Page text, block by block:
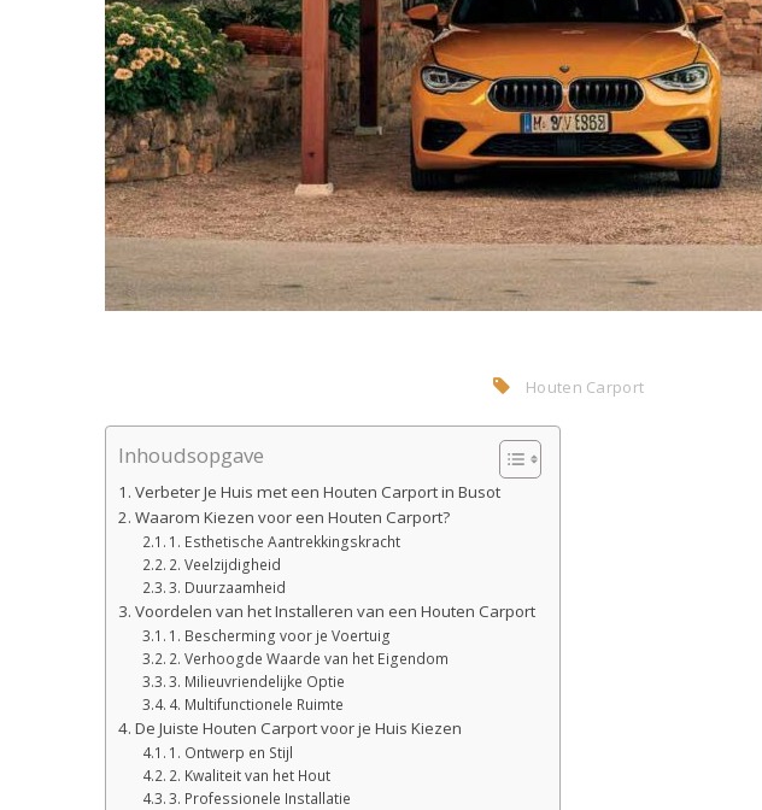
Houten Carport
Inhoudsopgave
Verbeter Je Huis met een Houten Carport in Busot
Waarom Kiezen voor een Houten Carport?
1. Esthetische Aantrekkingskracht
2. Veelzijdigheid
3. Duurzaamheid
Voordelen van het Installeren van een Houten Carport
1. Bescherming voor je Voertuig
2. Verhoogde Waarde van het Eigendom
3. Milieuvriendelijke Optie
4. Multifunctionele Ruimte
De Juiste Houten Carport voor je Huis Kiezen
1. Ontwerp en Stijl
2. Kwaliteit van het Hout
3. Professionele Installatie